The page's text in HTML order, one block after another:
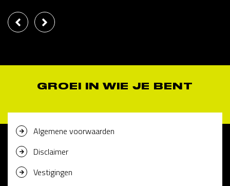
GROEI IN WIE JE BENT
Algemene voorwaarden
Disclaimer
Vestigingen